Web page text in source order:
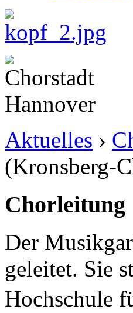
Aktuelles ›
(Kronsberg-
Chorleitung
Der
geleitet. Sie
Hochschule